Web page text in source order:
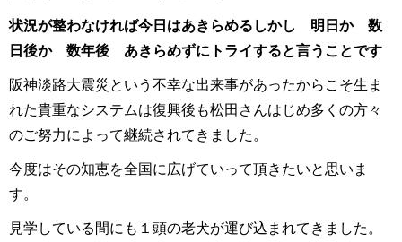
状況が整わなければ今日はあきらめるしかし 明日か 数
日後か 数年後 あきらめずにトライすると言うことです
阪神淡路大震災という不幸な出来事があったからこそ生ま
れた貴重なシステムは復興後も松田さんはじめ多くの方々
のご努力によって継続されてきました。
今度はその知恵を全国に広げていって頂きたいと思いま
す。
見学している間にも１頭の老犬が運び込まれてきました。